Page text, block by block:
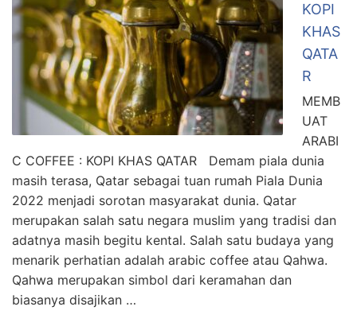
KOPI
KHAS
QATA
R
MEMB
UAT
ARABI
C COFFEE : KOPI KHAS QATAR Demam piala dunia
masih terasa, Qatar sebagai tuan rumah Piala Dunia
2022 menjadi sorotan masyarakat dunia. Qatar
merupakan salah satu negara muslim yang tradisi dan
adatnya masih begitu kental. Salah satu budaya yang
menarik perhatian adalah arabic coffee atau Qahwa.
Qahwa merupakan simbol dari keramahan dan
biasanya disajikan …